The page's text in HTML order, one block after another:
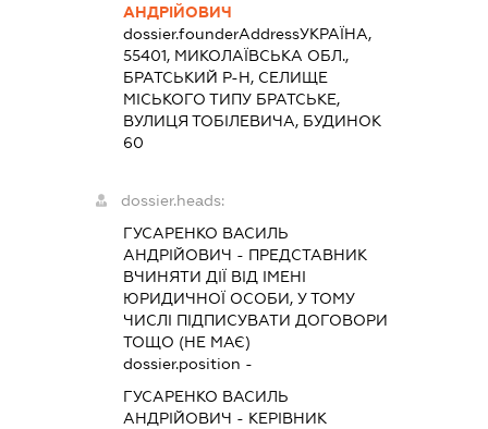
АНДРІЙОВИЧ
dossier.founderAddressУКРАЇНА,
55401, МИКОЛАЇВСЬКА ОБЛ.,
БРАТСЬКИЙ Р-Н, СЕЛИЩЕ
МІСЬКОГО ТИПУ БРАТСЬКЕ,
ВУЛИЦЯ ТОБІЛЕВИЧА, БУДИНОК
60
dossier.heads:
ГУСАРЕНКО ВАСИЛЬ
АНДРІЙОВИЧ - ПРЕДСТАВНИК
ВЧИНЯТИ ДІЇ ВІД ІМЕНІ
ЮРИДИЧНОЇ ОСОБИ, У ТОМУ
ЧИСЛІ ПІДПИСУВАТИ ДОГОВОРИ
ТОЩО (НЕ МАЄ)
dossier.position -
ГУСАРЕНКО ВАСИЛЬ
АНДРІЙОВИЧ - КЕРІВНИК